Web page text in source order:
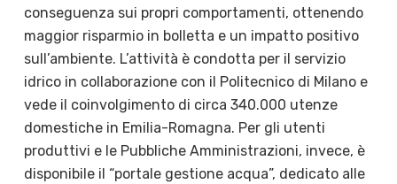
conseguenza sui propri comportamenti, ottenendo
maggior risparmio in bolletta e un impatto positivo
sull’ambiente. L’attività è condotta per il servizio
idrico in collaborazione con il Politecnico di Milano e
vede il coinvolgimento di circa 340.000 utenze
domestiche in Emilia-Romagna. Per gli utenti
produttivi e le Pubbliche Amministrazioni, invece, è
disponibile il “portale gestione acqua”, dedicato alle